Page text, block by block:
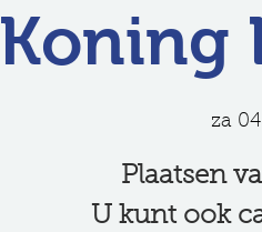
Koning
za
Plaatsen
U kunt ook